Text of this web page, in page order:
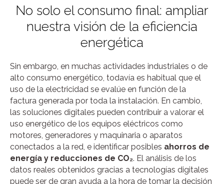
No solo el consumo final: ampliar
nuestra visión de la eficiencia
energética
Sin embargo, en muchas actividades industriales o de
alto consumo energético, todavía es habitual que el
uso de la electricidad se evalúe en función de la
factura generada por toda la instalación. En cambio,
las soluciones digitales pueden contribuir a valorar el
uso energético de los equipos eléctricos como
motores, generadores y maquinaria o aparatos
conectados a la red, e identificar posibles ahorros de
energía y reducciones de CO₂. El análisis de los
datos reales obtenidos gracias a tecnologías digitales
puede ser de gran ayuda a la hora de tomar la decisión